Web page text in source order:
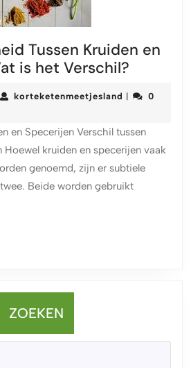
Tussen Kruiden en
is het Verschil?
Tussen
en
Wat
is
korteketenmeetjesland |
0
en Specerijen Verschil tussen
Hoewel kruiden en specerijen vaak
genoemd, zijn er subtiele
Beide worden gebruikt
ZOEKEN